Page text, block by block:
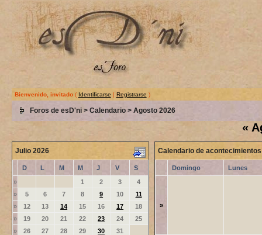
Bienvenido, invitado( Identificarse | Registrarse )
Foros de esD'ni> Calendario> Agosto 2026
«
Julio 2026
D L M M J V
S
»
1 2 3
4
»
5 6 7 8 9 10
11
»
12 13 14 15 16 17
18
»
19 20 21 22 23 24
25
»
26 27 28 29 30 31
Calendario de acontecimientos
Domingo Lunes
»